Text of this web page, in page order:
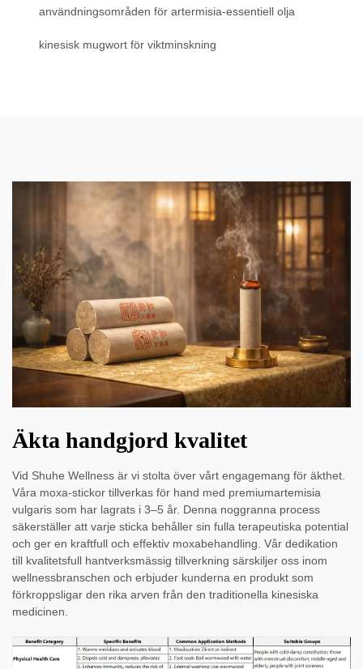
användningsområden för artermisia-essentiell olja
kinesisk mugwort för viktminskning
Äkta handgjord kvalitet
Vid Shuhe Wellness är vi stolta över vårt engagemang för äkthet.
Våra moxa-stickor tillverkas för hand med premiumartemisia
vulgaris som har lagrats i 3–5 år. Denna noggranna process
säkerställer att varje sticka behåller sin fulla terapeutiska potential
och ger en kraftfull och effektiv moxabehandling. Vår dedikation
till kvalitetsfull hantverksmässig tillverkning särskiljer oss inom
wellnessbranschen och erbjuder kunderna en produkt som
förkroppsligar den rika arven från den traditionella kinesiska
medicinen.